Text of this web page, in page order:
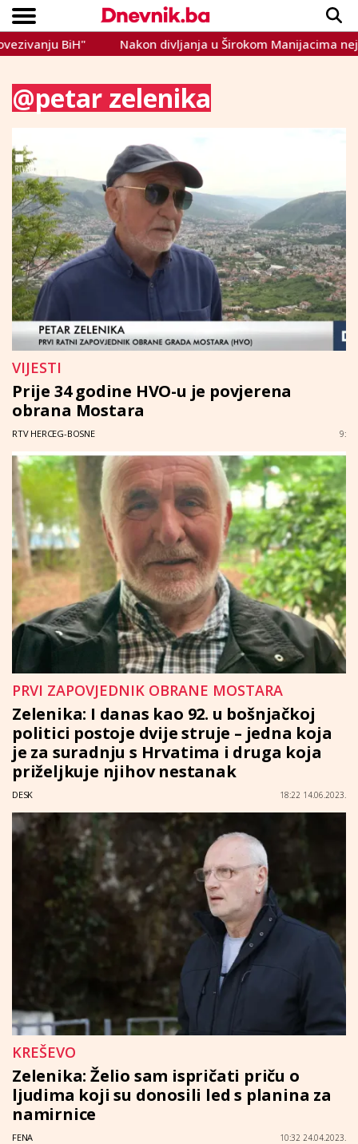
VIJESTI
SPORT
INTERVIEW
TEME
CRNA KRONIKA
LIFESTYLE
Copyright © Dnevnik.ba 2023.
BiH" Nakon divljanja u Širokom Manijacima nejasno
@petar zelenika
VIJESTI
Prije 34 godine HVO-u je povjerena
obrana Mostara
RTV HERCEG-BOSNE 9:
PRVI ZAPOVJEDNIK OBRANE MOSTARA
Zelenika: I danas kao 92. u bošnjačkoj
politici postoje dvije struje – jedna koja
je za suradnju s Hrvatima i druga koja
priželjkuje njihov nestanak
DESK 18:22 14.06.2023.
KREŠEVO
Zelenika: Želio sam ispričati priču o
ljudima koji su donosili led s planina za
namirnice
FENA 10:32 24.04.2023.